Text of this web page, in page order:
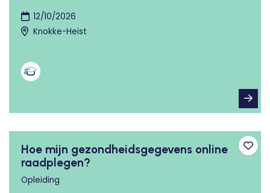
12/10/2026
Knokke-Heist
Hoe mijn gezondheidsgegevens online
raadplegen?
Opleiding